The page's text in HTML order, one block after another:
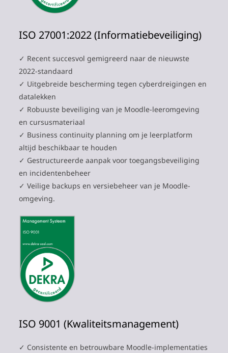
ISO 27001:2022 (Informatiebeveiliging)
✓ Recent succesvol gemigreerd naar de nieuwste
2022-standaard
✓ Uitgebreide bescherming tegen cyberdreigingen en
datalekken
✓ Robuuste beveiliging van je Moodle-leeromgeving
en cursusmateriaal
✓ Business continuity planning om je leerplatform
altijd beschikbaar te houden
✓ Gestructureerde aanpak voor toegangsbeveiliging
en incidentenbeheer
✓ Veilige backups en versiebeheer van je Moodle-
omgeving.
ISO 9001 (Kwaliteitsmanagement)
✓ Consistente en betrouwbare Moodle-implementaties